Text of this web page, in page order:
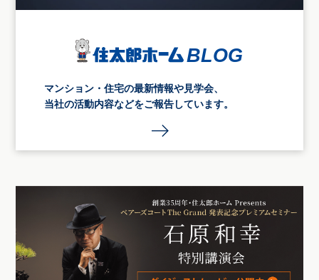
マンション・住宅の最新情報や見学会、
当社の活動内容などをご報告しています。